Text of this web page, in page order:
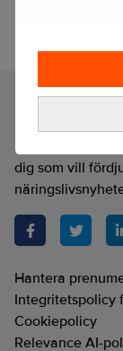
Realtid är en
dig som vill
Hantera
Integritetspolicy
Cookiepolicy
Relevance AI-